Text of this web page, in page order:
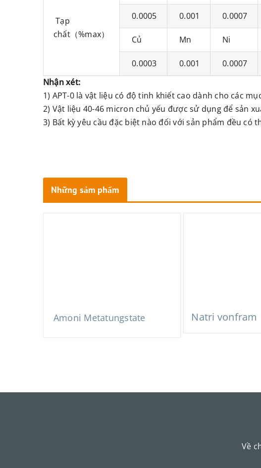
Tạp
chất（%max）
0.0005 0.001 0.0007
Củ Mn Ni
0.0003 0.001 0.0007
Nhận xét:
1) APT-0 là vật liệu có độ tinh khiết cao dành cho các
2) Vật liệu 40-46 micron chủ yếu được sử dụng để sản
3) Bất kỳ yêu cầu đặc biệt nào đối với sản phẩm đều có
Những sảm phẩm
Amoni Metatungstate Natri vonfram
Về